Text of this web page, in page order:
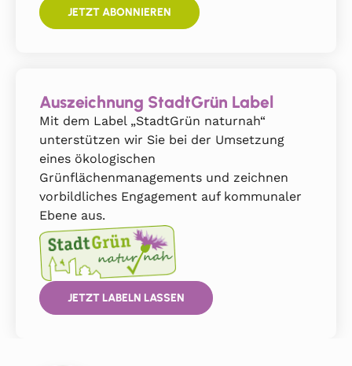
JETZT ABONNIEREN
Auszeichnung StadtGrün Label
Mit dem Label „StadtGrün naturnah“
unterstützen wir Sie bei der Umsetzung
eines ökologischen
Grünflächenmanagements und zeichnen
vorbildliches Engagement auf kommunaler
Ebene aus.
JETZT LABELN LASSEN